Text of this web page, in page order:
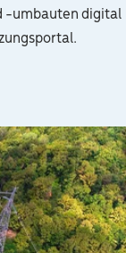
-umbauten digital